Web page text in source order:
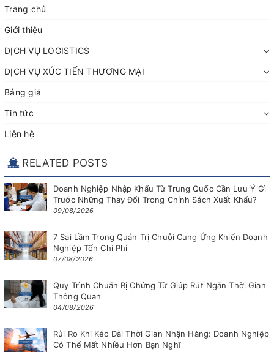
Trang chủ
Giới thiệu
DỊCH VỤ LOGISTICS
DỊCH VỤ XÚC TIẾN THƯƠNG MẠI
Bảng giá
Tin tức
Liên hệ
RELATED POSTS
Doanh Nghiệp Nhập Khẩu Từ Trung Quốc Cần Lưu Ý Gì
Trước Những Thay Đổi Trong Chính Sách Xuất Khẩu?
09/08/2026
7 Sai Lầm Trong Quản Trị Chuỗi Cung Ứng Khiến Doanh
Nghiệp Tốn Chi Phí
07/08/2026
Quy Trình Chuẩn Bị Chứng Từ Giúp Rút Ngắn Thời Gian
Thông Quan
04/08/2026
Rủi Ro Khi Kéo Dài Thời Gian Nhận Hàng: Doanh Nghiệp
Có Thể Mất Nhiều Hơn Bạn Nghĩ